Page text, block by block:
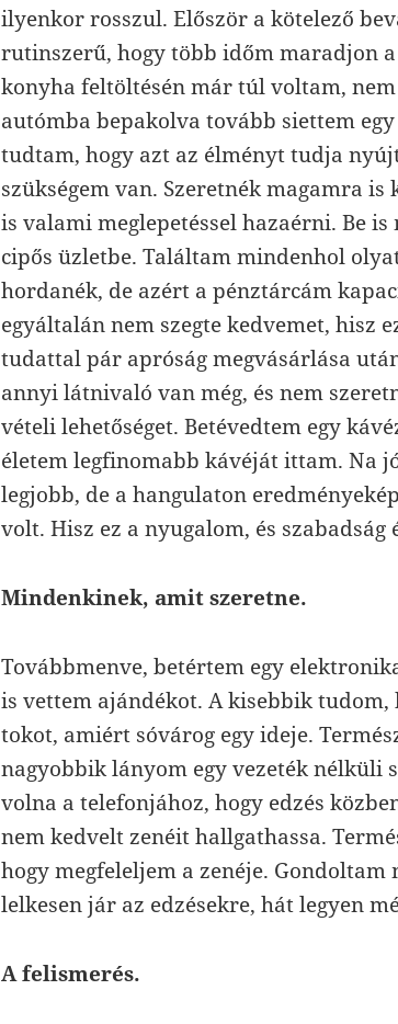
ilyenkor rosszul. Először a kötelező
rutinszerű, hogy több időm maradjon
konyha feltöltésén már túl voltam,
autómba bepakolva tovább siettem
tudtam, hogy azt az élményt tudja
szükségem van. Szeretnék magamra
is valami meglepetéssel hazaérni. Be
cipős üzletbe. Találtam mindenhol
hordanék, de azért a pénztárcám
egyáltalán nem szegte kedvemet, hisz
tudattal pár apróság megvásárlása
annyi látnivaló van még, és nem
vételi lehetőséget. Betévedtem egy
életem legfinomabb kávéját ittam. Na
legjobb, de a hangulaton
volt. Hisz ez a nyugalom, és szabadság
Mindenkinek, amit szeretne.
Továbbmenve, betértem egy
is vettem ajándékot. A kisebbik tudom,
tokot, amiért sóvárog egy ideje.
nagyobbik lányom egy vezeték nélküli
volna a telefonjához, hogy edzés
nem kedvelt zenéit hallgathassa.
hogy megfeleljem a zenéje. Gondoltam
lelkesen jár az edzésekre, hát legyen
A felismerés.